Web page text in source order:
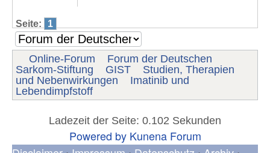
Seite: 1
Online-Forum
Forum der Deutschen
Sarkom-Stiftung
GIST
Studien, Therapien
und Nebenwirkungen
Imatinib und
Lebendimpfstoff
Ladezeit der Seite: 0.102 Sekunden
Powered by Kunena Forum